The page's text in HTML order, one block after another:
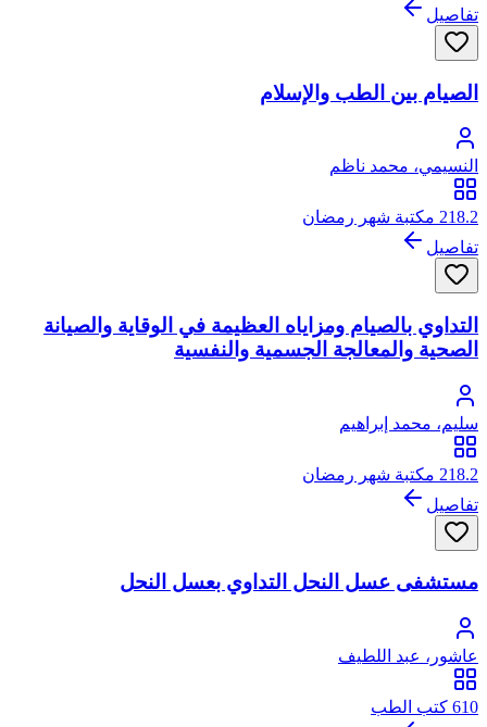
تفاصيل
الصيام بين الطب والإسلام
النسيمي، محمد ناظم
218.2 مكتبة شهر رمضان
تفاصيل
التداوي بالصيام ومزاياه العظيمة في الوقاية والصيانة
الصحية والمعالجة الجسمية والنفسية
سليم، محمد إبراهيم
218.2 مكتبة شهر رمضان
تفاصيل
مستشفى عسل النحل التداوي بعسل النحل
عاشور، عبد اللطيف
610 كتب الطب